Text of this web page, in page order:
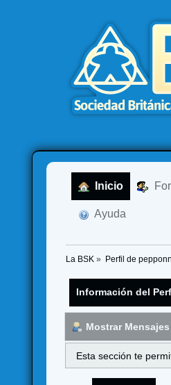
Inicio
Ayuda
La BSK » Perfil de
Información del
Mostrar Mensajes
Esta sección te